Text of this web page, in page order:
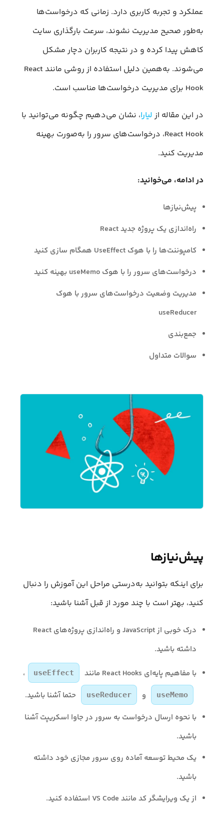
عملکرد و تجربه کاربری دارد. زمانی که درخواست‌ها
به‌طور صحیح مدیریت نشوند، سرعت بارگذاری سایت
کاهش پیدا کرده و در نتیجه کاربران دچار مشکل
می‌شوند. به‌همین دلیل استفاده از روشی مانند React
Hook برای مدیریت درخواست‌ها مناسب است.
در این مقاله از لیارا، نشان می‌دهیم چگونه می‌توانید با
React Hook، درخواست‌های سرور را به‌صورت بهینه
مدیریت کنید.
در ادامه، می‌خوانید:
پیش‌نیازها
راه‌اندازی یک پروژه جدید React
کامپوننت‌ها را با هوک UseEffect همگام سازی کنید
درخواست‌های سرور را با هوک useMemo بهینه کنید
مدیریت وضعیت درخواست‌های سرور با هوک
useReducer
جمع‌بندی
سوالات متداول
پیش‌نیازها
برای اینکه بتوانید به‌درستی مراحل این آموزش را دنبال
کنید، بهتر است با چند مورد از قبل آشنا باشید:
درک خوبی از JavaScript و راه‌اندازی پروژه‌های React
داشته باشید.
با مفاهیم پایه‌ای React Hooks مانند useEffect ،
useMemo و useReducer
حتما آشنا باشید.
با نحوه ارسال درخواست به سرور در جاوا اسکریپت آشنا
باشید.
یک محیط توسعه آماده روی سرور مجازی خود داشته
باشید.
از یک ویرایشگر کد مانند VS Code استفاده کنید.